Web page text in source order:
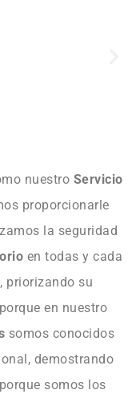
nuestro Servicio
proporcionarle
la seguridad
en todas y cada
priorizando su
en nuestro
somos conocidos
demostrando
somos los